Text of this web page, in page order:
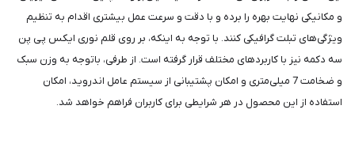
و مکانیکی نهایت بهره را برده و با دقت و سرعت عمل بیشتری اقدام به تنظیم
ویژگی‌های تبلت گرافیکی کنند. با توجه به اینکه، بر روی قلم نوری ایکس پی پن
سه دکمه نیز با کاربردهای مختلف قرار گرفته است. از طرفی، باتوجه به وزن سبک
و ضخامت 7 میلی‌متری و امکان پشتیبانی از سیستم عامل اندروید، امکان
استفاده از این محصول در هر شرایطی برای کاربران فراهم خواهد شد.